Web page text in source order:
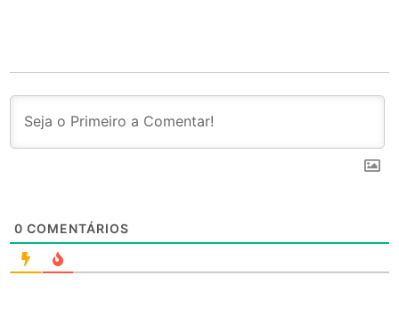
0 COMENTÁRIOS